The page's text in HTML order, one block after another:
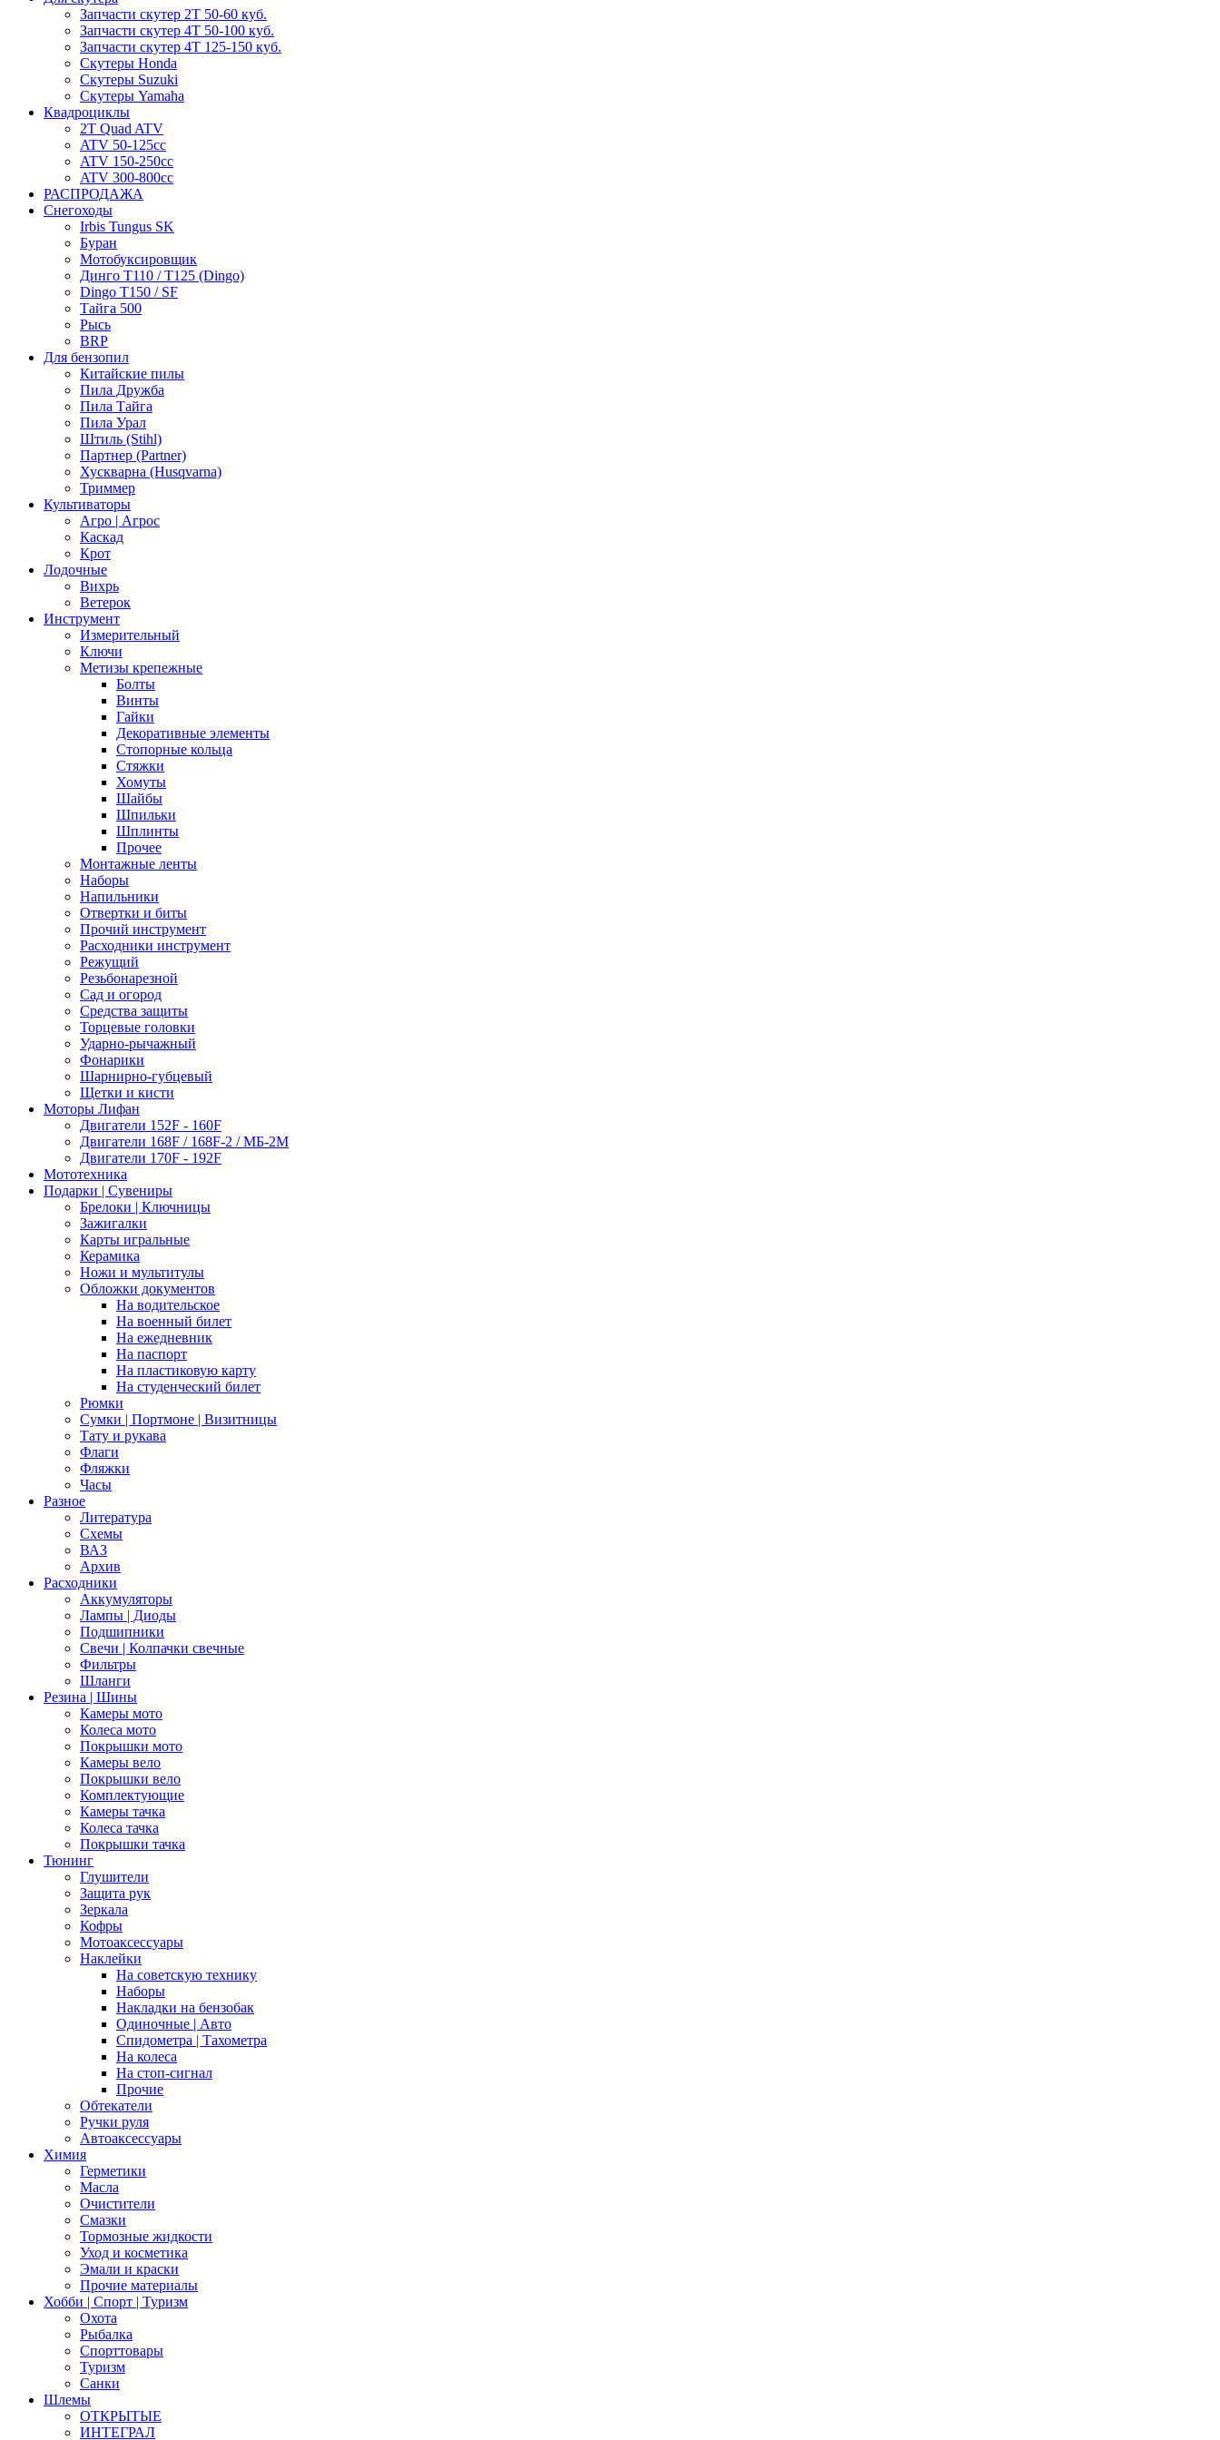
Запчасти скутер 2Т 50-60 куб.
Запчасти скутер 4Т 50-100 куб.
Запчасти скутер 4Т 125-150 куб.
Скутеры Honda
Скутеры Suzuki
Скутеры Yamaha
Квадроциклы
2T Quad ATV
ATV 50-125cc
ATV 150-250cc
ATV 300-800cc
РАСПРОДАЖА
Снегоходы
Irbis Tungus SK
Буран
Мотобуксировщик
Динго T110 / T125 (Dingo)
Dingo T150 / SF
Тайга 500
Рысь
BRP
Для бензопил
Китайские пилы
Пила Дружба
Пила Тайга
Пила Урал
Штиль (Stihl)
Партнер (Partner)
Хускварна (Husqvarna)
Триммер
Культиваторы
Агро | Агрос
Каскад
Крот
Лодочные
Вихрь
Ветерок
Инструмент
Измерительный
Ключи
Метизы крепежные
Болты
Винты
Гайки
Декоративные элементы
Стопорные кольца
Стяжки
Хомуты
Шайбы
Шпильки
Шплинты
Прочее
Монтажные ленты
Наборы
Напильники
Отвертки и биты
Прочий инструмент
Расходники инструмент
Режущий
Резьбонарезной
Сад и огород
Средства защиты
Торцевые головки
Ударно-рычажный
Фонарики
Шарнирно-губцевый
Щетки и кисти
Моторы Лифан
Двигатели 152F - 160F
Двигатели 168F / 168F-2 / МБ-2М
Двигатели 170F - 192F
Мототехника
Подарки | Сувениры
Брелоки | Ключницы
Зажигалки
Карты игральные
Керамика
Ножи и мультитулы
Обложки документов
На водительское
На военный билет
На ежедневник
На паспорт
На пластиковую карту
На студенческий билет
Рюмки
Сумки | Портмоне | Визитницы
Тату и рукава
Флаги
Фляжки
Часы
Разное
Литература
Схемы
ВАЗ
Архив
Расходники
Аккумуляторы
Лампы | Диоды
Подшипники
Свечи | Колпачки свечные
Фильтры
Шланги
Резина | Шины
Камеры мото
Колеса мото
Покрышки мото
Камеры вело
Покрышки вело
Комплектующие
Камеры тачка
Колеса тачка
Покрышки тачка
Тюнинг
Глушители
Защита рук
Зеркала
Кофры
Мотоаксессуары
Наклейки
На советскую технику
Наборы
Накладки на бензобак
Одиночные | Авто
Спидометра | Тахометра
На колеса
На стоп-сигнал
Прочие
Обтекатели
Ручки руля
Автоаксессуары
Химия
Герметики
Масла
Очистители
Смазки
Тормозные жидкости
Уход и косметика
Эмали и краски
Прочие материалы
Хобби | Cпорт | Туризм
Охота
Рыбалка
Спорттовары
Туризм
Санки
Шлемы
ОТКРЫТЫЕ
ИНТЕГРАЛ